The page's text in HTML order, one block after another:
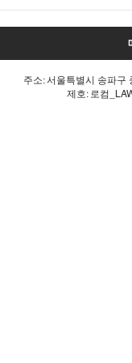
주소: 서울특별시 송파
제호: 로컴